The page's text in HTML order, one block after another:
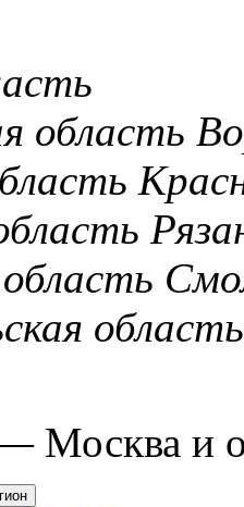
область
область
— Москва и